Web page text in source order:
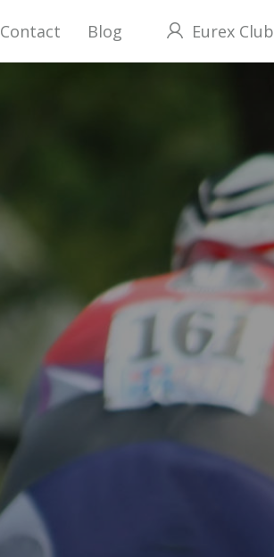
Contact Blog Eurex Club